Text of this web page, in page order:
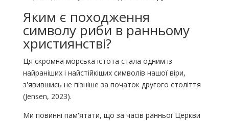
Яким є походження
символу риби в ранньому
християнстві?
Ця скромна морська істота стала одним із
найраніших і найстійкіших символів нашої віри,
з'явившись не пізніше за початок другого століття
(Jensen, 2023).
Ми повинні пам'ятати, що за часів ранньої Церкви